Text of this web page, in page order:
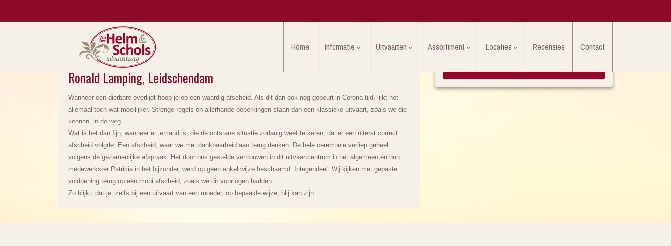
Home Informatie Uitvaarten Assortiment Locaties Recensies Contact
Ronald Lamping, Leidschendam
Wanneer een dierbare overlijdt hoop je op een waardig afscheid. Als dit dan ook nog gebeurt in Corona tijd, lijkt het
allemaal toch wat moeilijker. Strenge regels en allerhande beperkingen staan dan een klassieke uitvaart, zoals we die
kennen, in de weg.
Wat is het dan fijn, wanneer er iemand is, die de ontstane situatie zodanig weet te keren, dat er een uiterst correct
afscheid volgde. Een afscheid, waar we met dankbaarheid aan terug denken. De hele ceremonie verliep geheel
volgens de gezamenlijke afspraak. Het door ons gestelde vertrouwen in dit uitvaartcentrum in het algemeen en hun
medewerkster Patricia in het bijzonder, werd op geen enkel wijze beschaamd. Integendeel. Wij kijken met gepaste
voldoening terug op een mooi afscheid, zoals we dit voor ogen hadden.
Zo blijkt, dat je, zelfs bij een uitvaart van een moeder, op bepaalde wijze, blij kan zijn.